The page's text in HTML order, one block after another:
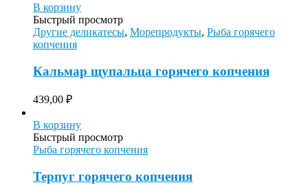
В корзину
Быстрый просмотр
Другие деликатесы, Морепродукты, Рыба горячего
копчения
Кальмар щупальца горячего копчения
439,00 ₽
В корзину
Быстрый просмотр
Рыба горячего копчения
Терпуг горячего копчения